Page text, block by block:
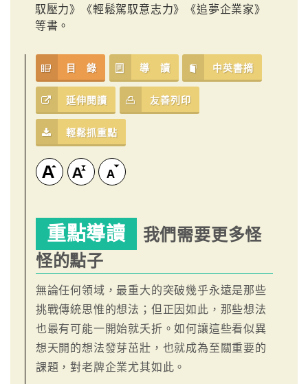
馭壓力》《輕鬆駕馭意志力》《追夢企業家》
等書。
目 錄 導 讀 中英書摘
延伸閱讀 友善列印
輕鬆抓重點
重點導讀
我們需要更多怪
怪的點子
無論任何領域，最重大的突破幾乎永遠是那些
挑戰傳統思惟的想法；但正因如此，那些想法
也最有可能一開始就夭折。如何讓這些看似異
想天開的想法發芽茁壯，也就成為至關重要的
課題，對老牌企業尤其如此。